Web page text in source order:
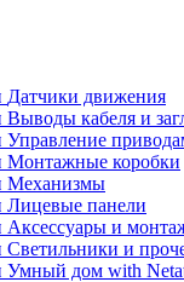
Датчики движения
Выводы кабеля и
Управление
Монтажные коробки
Механизмы
Лицевые панели
Аксессуары и
Светильники и
Умный дом with